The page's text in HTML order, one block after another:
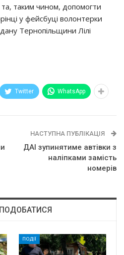
та, таким чином, допомогти
у фейсбуці волонтерки
Тернопільщини Лілі
Twitter WhatsApp
НАСТУПНА ПУБЛІКАЦІЯ
ДАІ зупинятиме автівки з
наліпками замість
номерів
ПОДІЇ